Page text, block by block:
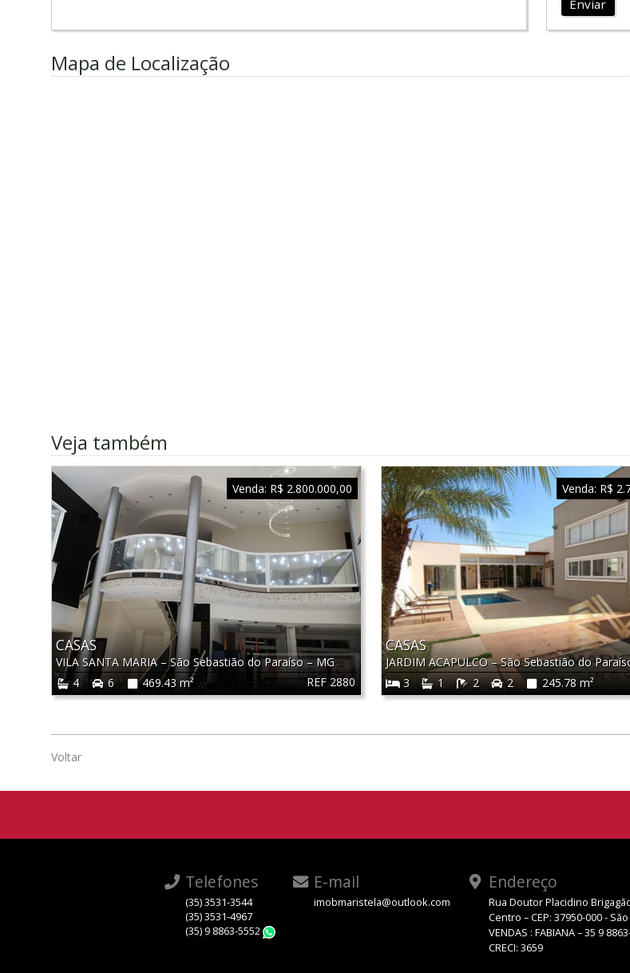
Enviar
Mapa de Localização
Veja também
REF 2880
CASAS
VILA SANTA MARIA–São Sebastião do Paraíso–MG
4
6 469.43 m²
Venda: R$ 2.800.000,00
CASAS
JARDIM ACAPULCO–São Sebastião do
3
1 2 2 245.78 m²
Venda: R$
Voltar
Telefones
(35) 3531-3544
(35) 3531-4967
(35) 9 8863-5552
E-mail
imobmaristela@outlook.com
Endereço
Rua Doutor Placidino
Centro – CEP: 37950-000 -
VENDAS : FABIANA – 35 9
CRECI: 3659